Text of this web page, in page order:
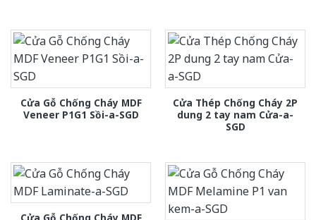
Cửa Gỗ Chống Cháy MDF
Veneer P1G1 Sồi-a-SGD
Cửa Thép Chống Cháy 2P
dung 2 tay nam Cửa-a-
SGD